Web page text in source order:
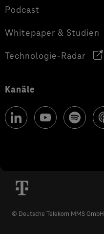
Podcast
Whitepaper & Studien
Technologie-Radar
Kanäle
© Deutsche Telekom MMS GmbH